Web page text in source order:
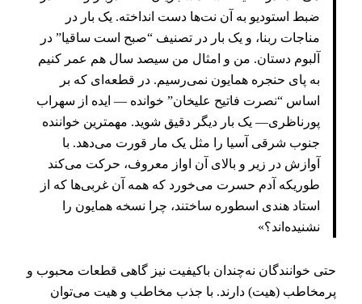
ضبط استودیو به آن نت‌ها دست انداخته. یک بار در
مناجات ربنا، و یک بار در تصنیف “صبح است ساقیا” در
آلبوم دستان. من و امثال من سیصد سال هم عمر کنیم
به پای حنجره همایون نمی‌رسیم. در قطعه‌ای که بر
اساس “نصرت فاتیح علیخان” خوانده — ایده از سهراب
پورناظری— یک بار دیگر دقیق شوید. مهمترین خواننده
جنوب شرقی آسیا را مثل یک مار قورت می‌دهد. با
آوازش در زیر و بالای آن اواز معروف، حرکت می‌کند
طوریکه آدم حسرت می‌خورد که همه آن غربی‌ها که از
استاد هندی اسطوره ساختند، چرا نسخه همایون را
نشنیده‌اند؟»
حتی خوانندگان نه‌چندان باکیفیت نیز گاهی قطعات محبوب و
پرمخاطب (هیت) دارند. با جذب مخاطب و هیت می‌توان